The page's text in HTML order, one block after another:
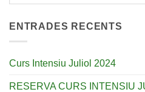
ENTRADES RECENTS
Curs Intensiu Juliol 2024
RESERVA CURS INTENSIU